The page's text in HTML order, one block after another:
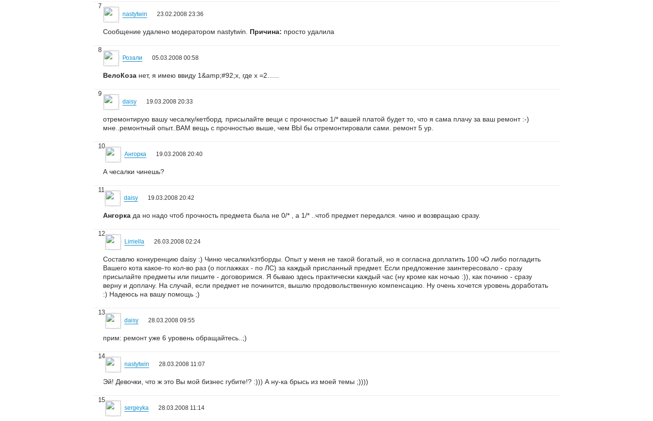
7
nastytwin 23.02.2008 23:36
Сообщение удалено модератором nastytwin. Причина: просто удалила
8
Розали 05.03.2008 00:58
ВелоКоза нет, я имею ввиду 1&amp;#92;x, где х =2......
9
daisy 19.03.2008 20:33
отремонтирую вашу чесалку/кетборд. присылайте вещи с прочностью 1/* вашей платой будет то, что я сама плачу за ваш ремонт :-)
мне..ремонтный опыт..ВАМ вещь с прочностью выше, чем ВЫ бы отремонтировали сами. ремонт 5 ур.
10
Ангорка 19.03.2008 20:40
А чесалки чинешь?
11
daisy 19.03.2008 20:42
Ангорка да но надо чтоб прочность предмета была не 0/* , а 1/* ..чтоб предмет передался. чиню и возвращаю сразу.
12
Lirriella 26.03.2008 02:24
Составлю конкуренцию daisy :) Чиню чесалки/кэтборды. Опыт у меня не такой богатый, но я согласна доплатить 100 чО либо погладить
Вашего кота какое-то кол-во раз (о поглажках - по ЛС) за каждый присланный предмет. Если предложение заинтересовало - сразу
присылайте предметы или пишите - договоримся. Я бываю здесь практически каждый час (ну кроме как ночью :)), как починю - сразу
верну и доплачу. На случай, если предмет не починится, вышлю продовольственную компенсацию. Ну очень хочется уровень доработать
:) Надеюсь на вашу помощь ;)
13
daisy 28.03.2008 09:55
прим: ремонт уже 6 уровень обращайтесь..;)
14
nastytwin 28.03.2008 11:07
Эй! Девочки, что ж это Вы мой бизнес губите!? :))) А ну-ка брысь из моей темы ;))))
15
sergeyka 28.03.2008 11:14